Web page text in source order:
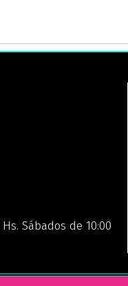
Sábados de 10:00